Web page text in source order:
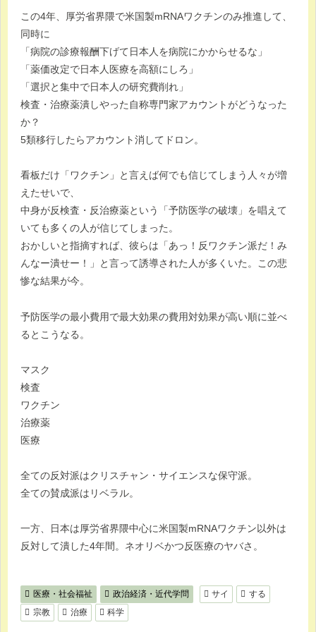
この4年、厚労省界隈で米国製mRNAワクチンのみ推進して、
同時に
「病院の診療報酬下げて日本人を病院にかからせるな」
「薬価改定で日本人医療を高額にしろ」
「選択と集中で日本人の研究費削れ」
検査・治療薬潰しやった自称専門家アカウントがどうなった
か？
5類移行したらアカウント消してドロン。
看板だけ「ワクチン」と言えば何でも信じてしまう人々が増
えたせいで、
中身が反検査・反治療薬という「予防医学の破壊」を唱えて
いても多くの人が信じてしまった。
おかしいと指摘すれば、彼らは「あっ！反ワクチン派だ！み
んなー潰せー！」と言って誘導された人が多くいた。この悲
惨な結果が今。
予防医学の最小費用で最大効果の費用対効果が高い順に並べ
るとこうなる。
マスク
検査
ワクチン
治療薬
医療
全ての反対派はクリスチャン・サイエンスな保守派。
全ての賛成派はリベラル。
一方、日本は厚労省界隈中心に米国製mRNAワクチン以外は
反対して潰した4年間。ネオリベかつ反医療のヤバさ。
医療・社会福祉 政治経済・近代学問 サイ
する
宗教
治療 科学